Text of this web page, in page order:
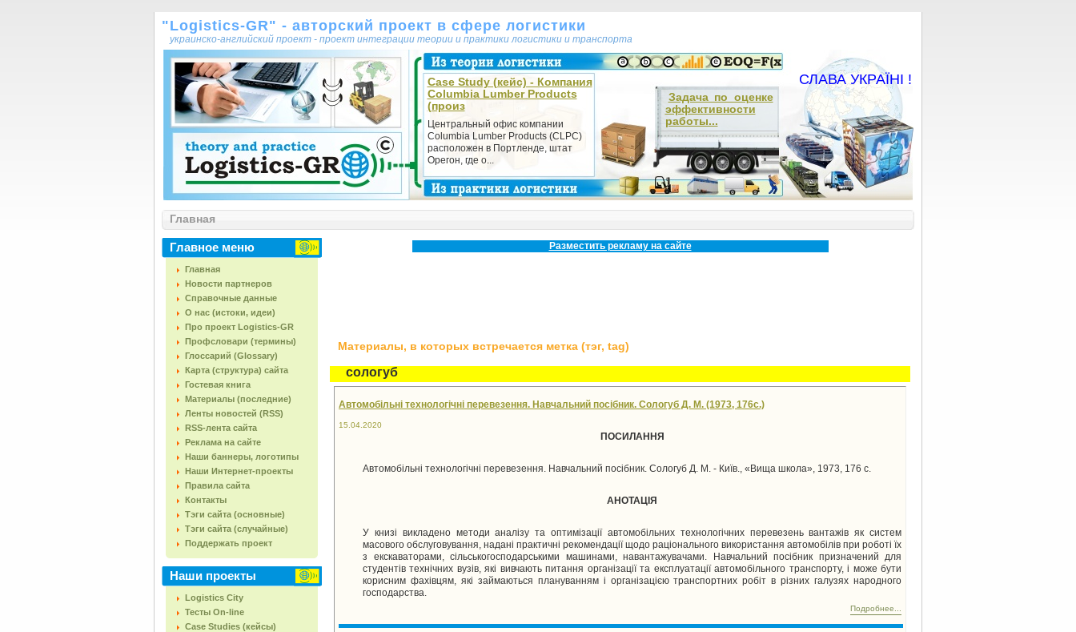
"Logistics-GR" - авторский проект в сфере логистики
украинско-английский проект - проект интеграции теории и практики логистики и транспорта
Case Study (кейс) - Компания
Columbia Lumber Products
(произ
Центральный офис компании
Columbia Lumber Products (CLPC)
расположен в Портленде, штат
Орегон, где о...
Задача по оценке
эффективности
работы...
СЛАВА УКРАЇНІ !
Главная
Главное меню
Главная
Новости партнеров
Справочные данные
О нас (истоки, идеи)
Про проект Logistics-GR
Профсловари (термины)
Глоссарий (Glossary)
Карта (структура) сайта
Гостевая книга
Материалы (последние)
Ленты новостей (RSS)
RSS-лента сайта
Реклама на сайте
Наши баннеры, логотипы
Наши Интернет-проекты
Правила сайта
Контакты
Тэги сайта (основные)
Тэги сайта (случайные)
Поддержать проект
Наши проекты
Logistics City
Тесты On-line
Case Studies (кейсы)
Разместить рекламу на сайте
Материалы, в которых встречается метка (тэг, tag)
сологуб
Автомобільні технологічні перевезення. Навчальний посібник. Сологуб Д. М. (1973, 176с.)
15.04.2020
ПОСИЛАННЯ
Автомобільні технологічні перевезення. Навчальний посібник. Сологуб Д. М. - Київ., «Вища школа», 1973, 176 с.
АНОТАЦІЯ
У книзі викладено методи аналізу та оптимізації автомобільних технологічних перевезень вантажів як систем
масового обслуговування, надані практичні рекомендації щодо раціонального використання автомобілів при роботі їх
з екскаваторами, сільськогосподарськими машинами, навантажувачами. Навчальний посібник призначений для
студентів технічних вузів, які вивчають питання організації та експлуатації автомобільного транспорту, і може бути
корисним фахівцям, які займаються плануванням і організацією транспортних робіт в різних галузях народного
господарства.
Подробнее...